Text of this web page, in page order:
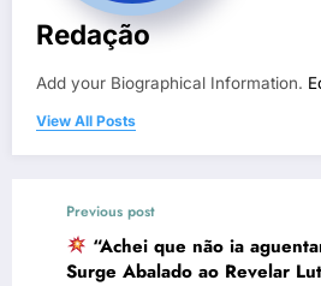
Redação
Add your Biographical Information.
View All Posts
Previous post
“Achei que não ia
Surge Abalado ao Revelar